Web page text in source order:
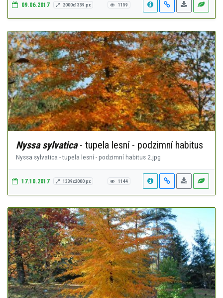
09.06.2017 2000x1339 px 1159
Nyssa sylvatica- tupela lesní - podzimní habitus
Nyssa sylvatica - tupela lesní - podzimní habitus 2.jpg
17.10.2017 1339x2000 px 1144